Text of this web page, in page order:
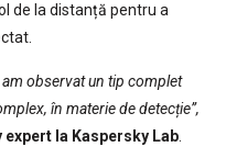
de la distanță pentru a
observat un tip complet
în materie de detecție”,
la Kaspersky Lab.